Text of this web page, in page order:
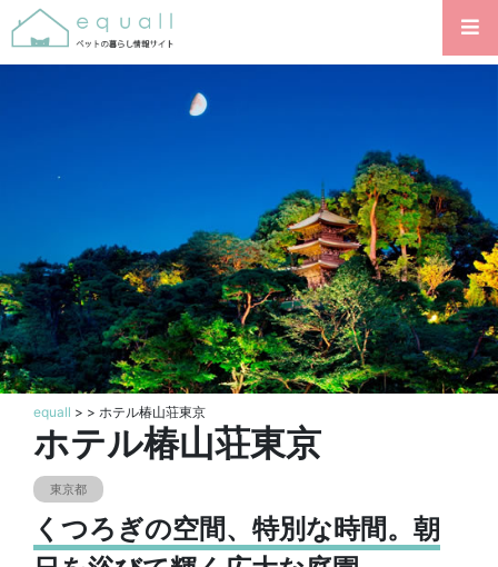
equall > > ホテル椿山荘東京
ホテル椿山荘東京
東京都
くつろぎの空間、特別な時間。朝